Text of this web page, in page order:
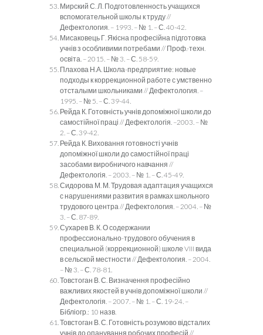
Мирский С. Л. Подготовленность учащихся
вспомогательной школы к труду //
Дефектология. – 1993. – № 1. – С. 40-42.
Мисаковець Г. Якісна професійна підготовка
учнів з особливими потребами // Проф.-техн.
освіта. – 2015. – № 3. – С. 58-59.
Плахова Н.А. Школа-предприятие: новые
подходы к коррекционной работе с умственно
отсталыми школьниками // Дефектология. –
1995. – № 5. – С. 39-44.
Рейда К. Готовність учнів допоміжної школи до
самостійної праці // Дефектологія. –2003. – №
2. – С. 39-42.
Рейда К. Виховання готовності учнів
допоміжної школи до самостійної праці
засобами виробничого навчання //
Дефектологія. – 2003. – № 1. – С. 45-49.
Сидорова М. М. Трудовая адаптация учащихся
с нарушениями развития в рамках школьного
трудового центра // Дефектология. – 2004. – №
3. – С. 87-89.
Сухарев В. К. О содержании
профессионально-трудового обучения в
специальной (коррекционной) школе VIII вида
в сельской местности // Дефектология. – 2004.
– № 3. – С. 78-81.
Товстоган В. С. Визначення професійно
важливих якостей в учнів допоміжної школи //
Дефектологія. – 2007. – № 1. – С. 19-24. –
Бібліогр.: 10 назв.
Товстоган В. С. Готовність розумово відсталих
учнів до опанування робочих професій //